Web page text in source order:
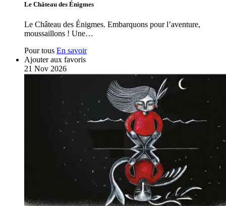
Le Château des Énigmes
Le Château des Énigmes. Embarquons pour l’aventure,
moussaillons ! Une…
Pour tous En savoir
Ajouter aux favoris
21 Nov 2026